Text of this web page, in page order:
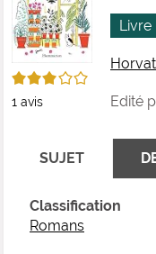
3/5
1 avis
Livre
Edité
SUJET
Classification
Romans